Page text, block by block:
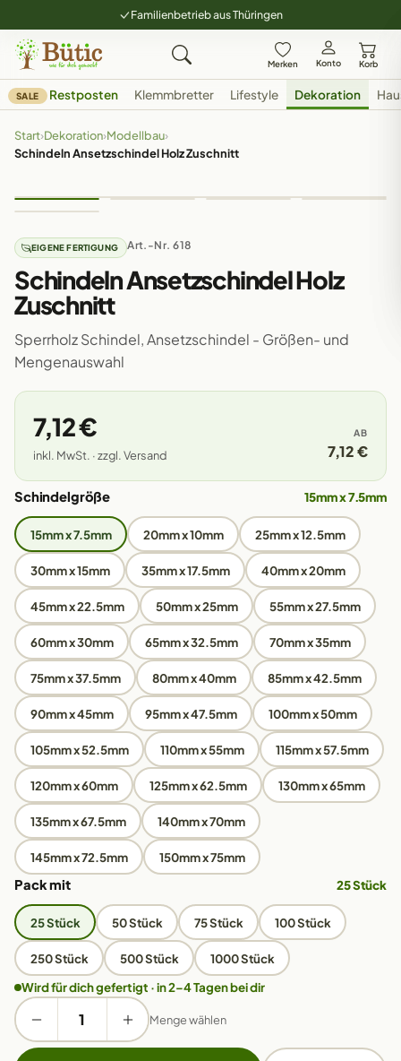
Familienbetrieb aus Thüringen
Merken Konto Korb
SALE Restposten Klemmbretter Lifestyle Dekoration
Start›Dekoration›Modellbau›
Schindeln Ansetzschindel Holz Zuschnitt
EIGENE FERTIGUNG Art.-Nr. 618
Schindeln Ansetzschindel Holz
Zuschnitt
Sperrholz Schindel, Ansetzschindel - Größen- und
Mengenauswahl
7,12 €
inkl. MwSt. · zzgl. Versand
AB
7,12 €
Schindelgröße 15mm x 7.5mm
15mm x 7.5mm 20mm x 10mm 25mm x 12.5mm
30mm x 15mm 35mm x 17.5mm 40mm x 20mm
45mm x 22.5mm 50mm x 25mm 55mm x 27.5mm
60mm x 30mm 65mm x 32.5mm 70mm x 35mm
75mm x 37.5mm 80mm x 40mm 85mm x 42.5mm
90mm x 45mm 95mm x 47.5mm 100mm x 50mm
105mm x 52.5mm 110mm x 55mm 115mm x 57.5mm
120mm x 60mm 125mm x 62.5mm 130mm x 65mm
135mm x 67.5mm 140mm x 70mm
145mm x 72.5mm 150mm x 75mm
Pack mit 25 Stück
25 Stück 50 Stück 75 Stück 100 Stück
250 Stück 500 Stück
1000 Stück
Wird für dich gefertigt · in 2–4 Tagen bei dir
Menge wählen